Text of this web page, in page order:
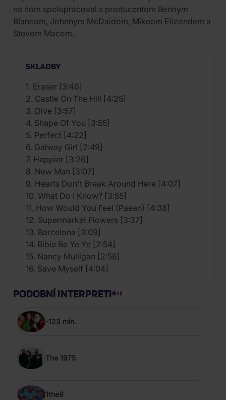
na ňom spolupracoval s producentom Bennym
Blancom, Johnnym McDaidom, Mikeom Elizondem a
Stevom Macom.
SKLADBY
1. Eraser [3:46]
2. Castle On The Hill [4:25]
3. Dive [3:57]
4. Shape Of You [3:55]
5. Perfect [4:22]
6. Galway Girl [2:49]
7. Happier [3:26]
8. New Man [3:07]
9. Hearts Don't Break Around Here [4:07]
10. What Do I Know? [3:55]
11. How Would You Feel (Paean) [4:38]
12. Supermarket Flowers [3:37]
13. Barcelona [3:09]
14. Bibia Be Ye Ye [2:54]
15. Nancy Mulligan [2:56]
16. Save Myself [4:04]
PODOBNÍ INTERPRETI
-123 min.
The 1975
1the9